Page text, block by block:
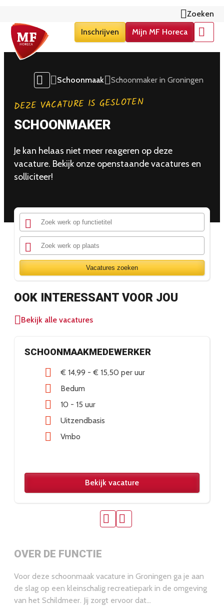
Zoeken
Inschrijven
Mijn MF Horeca
Schoonmaak Schoonmaker in Groningen
DEZE VACATURE IS GESLOTEN
SCHOONMAKER
Je kan helaas niet meer reageren op deze
vacature. Bekijk onze openstaande vacatures en
solliciteer!
Vacatures zoeken
OOK INTERESSANT VOOR JOU
Bekijk alle vacatures
SCHOONMAAKMEDEWERKER
€ 14,99 - € 15,50 per uur
Bedum
10 - 15 uur
Uitzendbasis
Vmbo
Bekijk vacature
OVER DE FUNCTIE
Voor deze schoonmaak vacature in Groningen ga je aan
de slag op een kleinschalig recreatiepark in de omgeving
van het Schildmeer. Jij zorgt ervoor dat